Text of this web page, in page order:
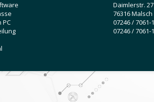
PC
Daimlerstr. 27
76316 Malsch
07246 / 7061-
07246 / 7061-